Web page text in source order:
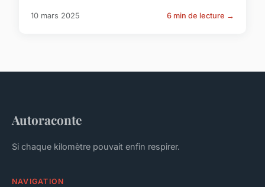
10 mars 2025 6 min de lecture →
Autoraconte
Si chaque kilomètre pouvait enfin respirer.
NAVIGATION